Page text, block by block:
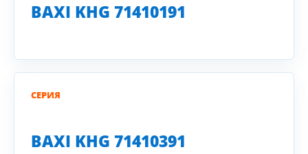
BAXI KHG 71410191
СЕРИЯ
BAXI KHG 71410391